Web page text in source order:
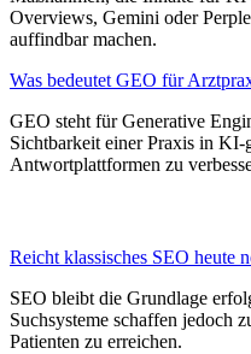
Overviews, Gemini oder
auffindbar machen.
Was bedeutet GEO für
GEO steht für Generative
Sichtbarkeit einer Praxis in KI-
Antwortplattformen zu
Reicht klassisches SEO heute
SEO bleibt die Grundlage
Suchsysteme schaffen jedoch
Patienten zu erreichen.